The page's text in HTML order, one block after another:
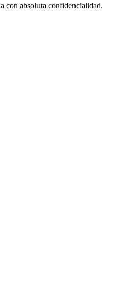
con absoluta confidencialidad.